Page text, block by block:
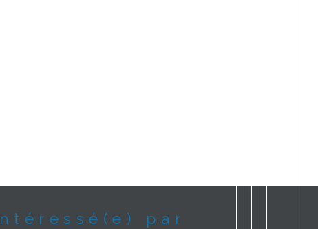
Intéressé(e) par